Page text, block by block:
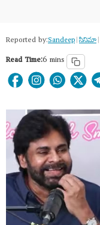
Reported by:Sandeep|సినిమా|
Read Time:6 mins